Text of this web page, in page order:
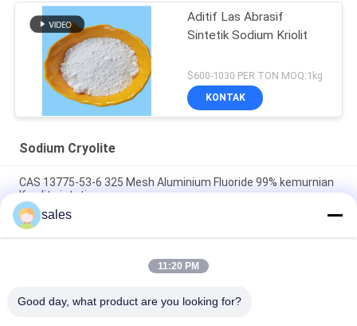
Aditif Las Abrasif
Sintetik Sodium Kriolit
$600-1030 PER TON MOQ:1kg
KONTAK
Sodium Cryolite
CAS 13775-53-6 325 Mesh Aluminium Fluoride 99% kemurnian
Kryolit sintetis
Lebih dari 1000 Mesh Sodium Cryolite CAS 13775-53-6 Kelas
Industri
Berat Molekuler 209.94 Sodium Cryolite Senyawa Kimia Tidak
sales
11:20 PM
Good day, what product are you looking for?